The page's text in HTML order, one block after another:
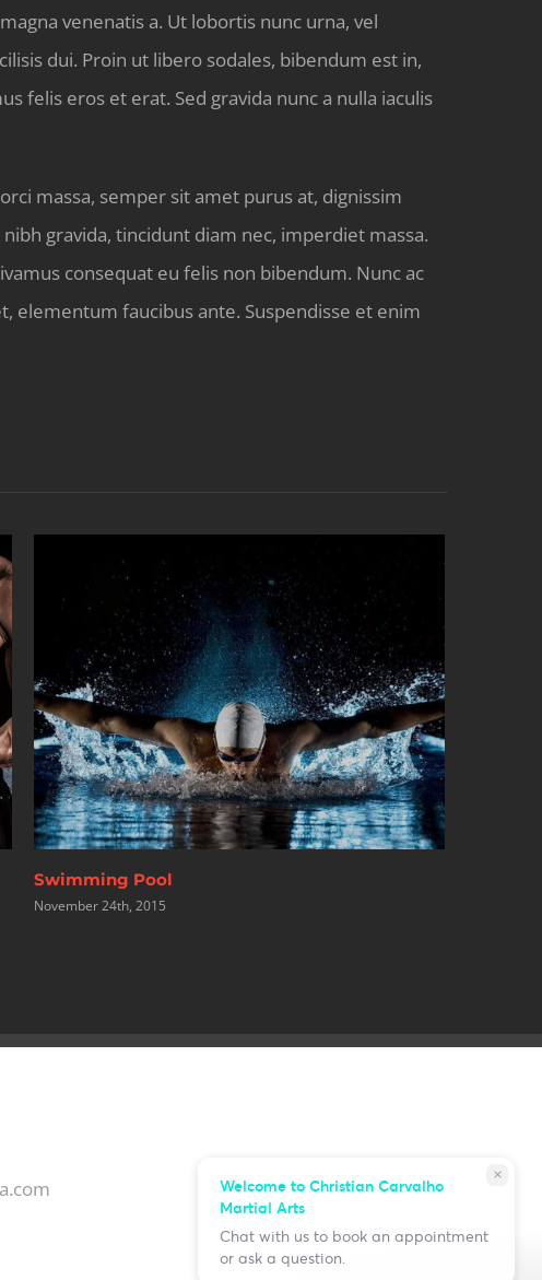
venenatis a. Ut lobortis nunc urna, vel
dui. Proin ut libero sodales, bibendum est in,
felis eros et erat. Sed gravida nunc a nulla iaculis
massa, semper sit amet purus at, dignissim
gravida, tincidunt diam nec, imperdiet massa.
consequat eu felis non bibendum. Nunc ac
elementum faucibus ante. Suspendisse et enim
Strength & Conditioning
November 24th, 2015
close
Welcome to Christian Carvalho
Martial Arts
Chat with us to book an appointment
or ask a question.